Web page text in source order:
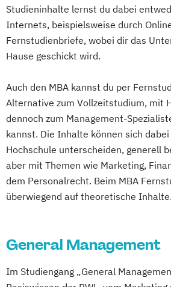
Studieninhalte lernst du dabei
Internets, beispielsweise durch
Fernstudienbriefe, wobei dir das
Hause geschickt wird.
Auch den MBA kannst du per
Alternative zum Vollzeitstudium, mit
dennoch zum Management-
kannst. Die Inhalte können sich
Hochschule unterscheiden, generell
aber mit Themen wie Marketing,
dem Personalrecht. Beim MBA
überwiegend auf theoretische Inhalte.
General Management
Im Studiengang „General